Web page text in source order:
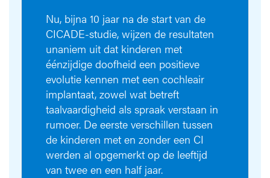
Nu, bijna 10 jaar na de start van de
CICADE-studie, wijzen de resultaten
unaniem uit dat kinderen met
éénzijdige doofheid een positieve
evolutie kennen met een cochleair
implantaat, zowel wat betreft
taalvaardigheid als spraak verstaan in
rumoer. De eerste verschillen tussen
de kinderen met en zonder een CI
werden al opgemerkt op de leeftijd
van twee en een half jaar.